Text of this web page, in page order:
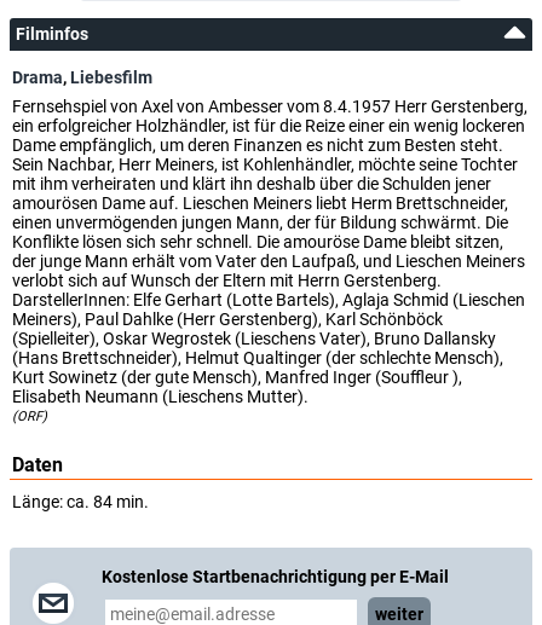
Filminfos
Drama,Liebesfilm
Fernsehspiel von Axel von Ambesser vom 8.4.1957 Herr Gerstenberg,
ein erfolgreicher Holzhändler, ist für die Reize einer ein wenig lockeren
Dame empfänglich, um deren Finanzen es nicht zum Besten steht.
Sein Nachbar, Herr Meiners, ist Kohlenhändler, möchte seine Tochter
mit ihm verheiraten und klärt ihn deshalb über die Schulden jener
amourösen Dame auf. Lieschen Meiners liebt Herm Brettschneider,
einen unvermögenden jungen Mann, der für Bildung schwärmt. Die
Konflikte lösen sich sehr schnell. Die amouröse Dame bleibt sitzen,
der junge Mann erhält vom Vater den Laufpaß, und Lieschen Meiners
verlobt sich auf Wunsch der Eltern mit Herrn Gerstenberg.
DarstellerInnen: Elfe Gerhart (Lotte Bartels), Aglaja Schmid (Lieschen
Meiners), Paul Dahlke (Herr Gerstenberg), Karl Schönböck
(Spielleiter), Oskar Wegrostek (Lieschens Vater), Bruno Dallansky
(Hans Brettschneider), Helmut Qualtinger (der schlechte Mensch),
Kurt Sowinetz (der gute Mensch), Manfred Inger (Souffleur ),
Elisabeth Neumann (Lieschens Mutter).
(ORF)
Daten
Länge: ca. 84 min.
Kostenlose Startbenachrichtigung per E-Mail
weiter